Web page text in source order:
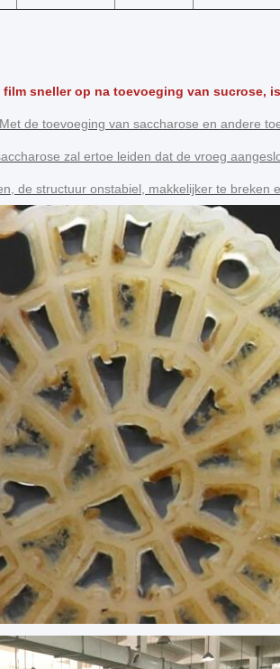
film sneller op na toevoeging van sucrose,
de toevoeging van saccharose en andere
zal ertoe leiden dat de vroeg
de structuur onstabiel, makkelijker te breken